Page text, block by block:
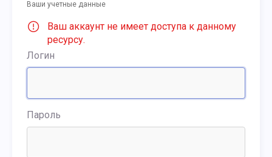
Ваши учетные данные
Ваш аккаунт не имеет доступа к данному
ресурсу.
Логин
Пароль